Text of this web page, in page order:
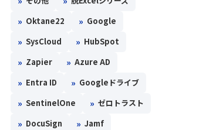
» Oktane22 » Google
» SysCloud » HubSpot
» Zapier » Azure AD
» Entra ID » Googleドライブ
» SentinelOne » ゼロトラスト
» DocuSign » Jamf